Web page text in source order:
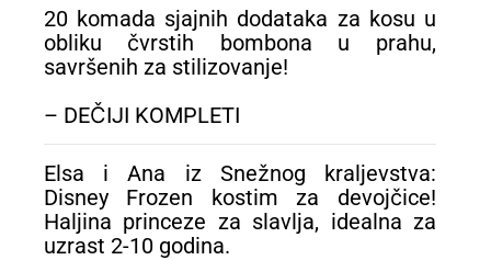
20 komada sjajnih dodataka za kosu u
obliku čvrstih bombona u prahu,
savršenih za stilizovanje!
– DEČIJI KOMPLETI
Elsa i Ana iz Snežnog kraljevstva:
Disney Frozen kostim za devojčice!
Haljina princeze za slavlja, idealna za
uzrast 2-10 godina.